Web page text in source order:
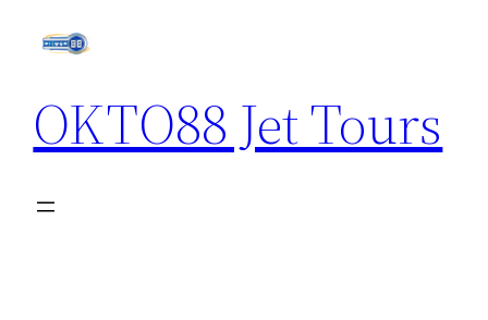
OKTO88 Jet Tours